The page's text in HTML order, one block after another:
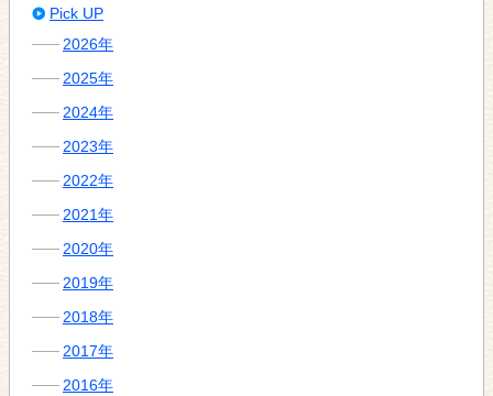
Pick UP
2026年
2025年
2024年
2023年
2022年
2021年
2020年
2019年
2018年
2017年
2016年